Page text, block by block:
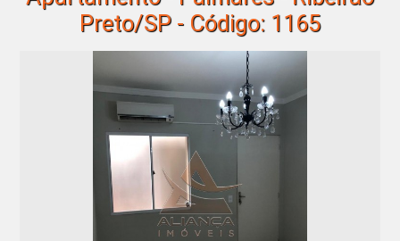
Preto/SP - Código: 1165